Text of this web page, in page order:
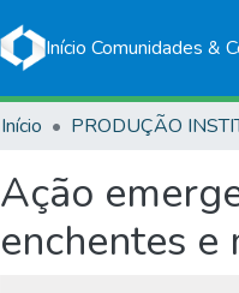
Início Comunidades &
Início
Ação
enchentes e